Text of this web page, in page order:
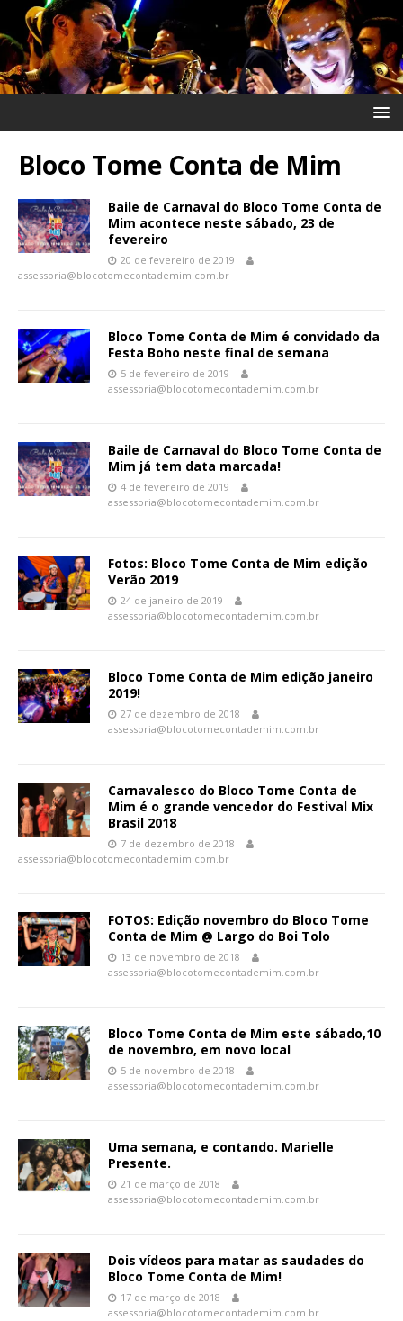
Bloco Tome Conta de Mim
Baile de Carnaval do Bloco Tome Conta de
Mim acontece neste sábado, 23 de
fevereiro
20 de fevereiro de 2019
assessoria@blocotomecontademim.com.br
Bloco Tome Conta de Mim é convidado da
Festa Boho neste final de semana
5 de fevereiro de 2019
assessoria@blocotomecontademim.com.br
Baile de Carnaval do Bloco Tome Conta de
Mim já tem data marcada!
4 de fevereiro de 2019
assessoria@blocotomecontademim.com.br
Fotos: Bloco Tome Conta de Mim edição
Verão 2019
24 de janeiro de 2019
assessoria@blocotomecontademim.com.br
Bloco Tome Conta de Mim edição janeiro
2019!
27 de dezembro de 2018
assessoria@blocotomecontademim.com.br
Carnavalesco do Bloco Tome Conta de
Mim é o grande vencedor do Festival Mix
Brasil 2018
7 de dezembro de 2018
assessoria@blocotomecontademim.com.br
FOTOS: Edição novembro do Bloco Tome
Conta de Mim @ Largo do Boi Tolo
13 de novembro de 2018
assessoria@blocotomecontademim.com.br
Bloco Tome Conta de Mim este sábado,10
de novembro, em novo local
5 de novembro de 2018
assessoria@blocotomecontademim.com.br
Uma semana, e contando. Marielle
Presente.
21 de março de 2018
assessoria@blocotomecontademim.com.br
Dois vídeos para matar as saudades do
Bloco Tome Conta de Mim!
17 de março de 2018
assessoria@blocotomecontademim.com.br